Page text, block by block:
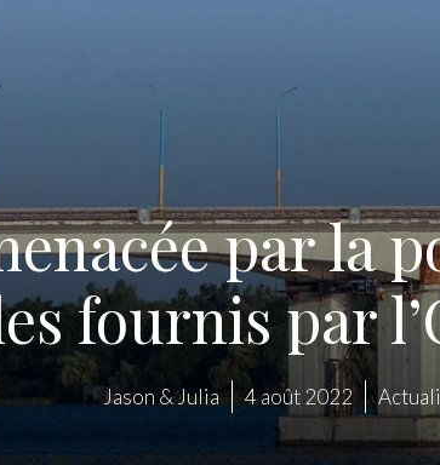
par la
fournis par
Jason & Julia 4 août 2022